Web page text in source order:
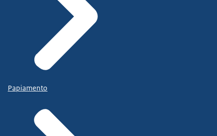
Papiamento